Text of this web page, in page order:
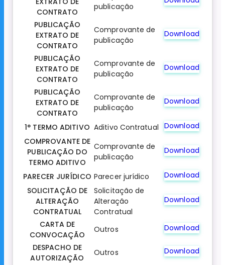
CONTRATO
publicação
PUBLICAÇÃO
EXTRATO DE
CONTRATO
Comprovante de
publicação
Download
PUBLICAÇÃO
EXTRATO DE
CONTRATO
Comprovante de
publicação
Download
PUBLICAÇÃO
EXTRATO DE
CONTRATO
Comprovante de
publicação
Download
1° TERMO ADITIVO Aditivo Contratual Download
COMPROVANTE DE
PUBLICAÇÃO DO
TERMO ADITIVO
Comprovante de
publicação
Download
PARECER JURÍDICO Parecer jurídico
Download
SOLICITAÇÃO DE
ALTERAÇÃO
CONTRATUAL
Solicitação de
Alteração
Contratual
Download
CARTA DE
CONVOCAÇÃO
Outros
Download
DESPACHO DE
AUTORIZAÇÃO
Outros
Download